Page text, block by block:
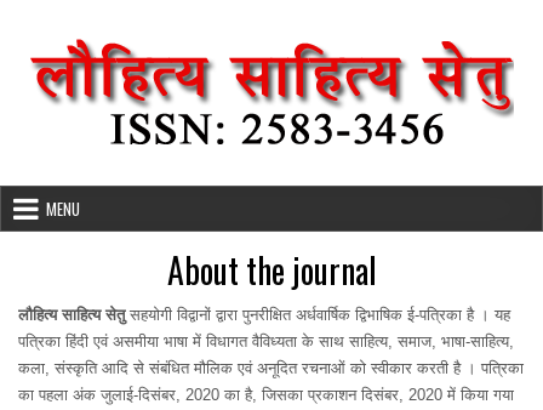
content
MENU
About the journal
लौहित्य साहित्य सेतुसहयोगी विद्वानों द्वारा पुनरीक्षित अर्धवार्षिक द्विभाषिक ई-पत्रिका है । यह
पत्रिका हिंदी एवं असमीया भाषा में विधागत वैविध्यता के साथ साहित्य, समाज, भाषा-साहित्य,
कला, संस्कृति आदि से संबंधित मौलिक एवं अनूदित रचनाओं को स्वीकार करती है । पत्रिका
का पहला अंक जुलाई-दिसंबर, 2020 का है, जिसका प्रकाशन दिसंबर, 2020 में किया गया